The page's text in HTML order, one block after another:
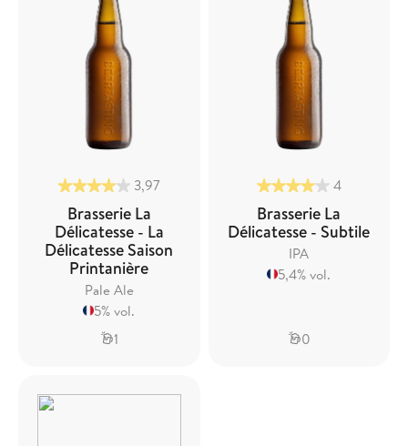
3,97
Brasserie La
Délicatesse - La
Délicatesse Saison
Printanière
Pale Ale
5% vol.
1
4
Brasserie La
Délicatesse - Subtile
IPA
5,4% vol.
0